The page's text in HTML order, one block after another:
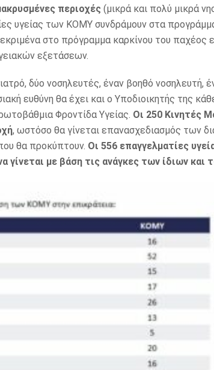
περιοχές (μικρά και πολύ μικρά
υγείας των ΚΟΜΥ συνδράμουν στα
στο πρόγραμμα καρκίνου του παχέος
εξετάσεων.
δύο νοσηλευτές, έναν βοηθό νοσηλευτή,
ευθύνη θα έχει και ο Υποδιοικητής της
Φροντίδα Υγείας. Οι 250 Κινητές
, ωστόσο θα γίνεται επανασχεδιασμός των
θα προκύπτουν. Οι 556 επαγγελματίες
γίνεται με βάση τις ανάγκες των ίδιων και